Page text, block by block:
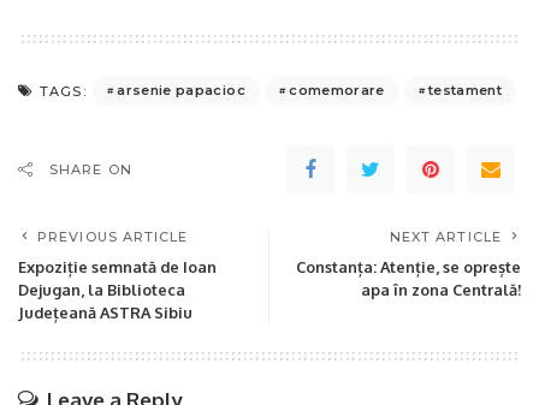
TAGS: arsenie papacioc comemorare testament
SHARE ON
PREVIOUS ARTICLE
Expoziție semnată de Ioan
Dejugan, la Biblioteca
Județeană ASTRA Sibiu
NEXT ARTICLE
Constanța: Atenție, se oprește
apa în zona Centrală!
Leave a Reply